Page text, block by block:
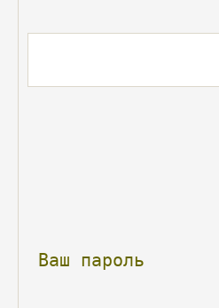
Ваш пароль